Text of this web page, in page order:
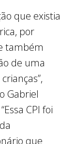
que existia
por
também
de uma
Gabriel
CPI foi
que